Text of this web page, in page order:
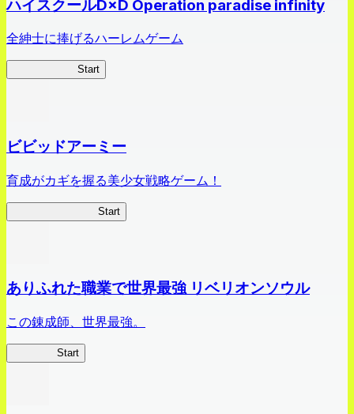
ハイスクールD×D Operation paradise infinity
全紳士に捧げるハーレムゲーム
Start
ビビッドアーミー
育成がカギを握る美少女戦略ゲーム！
Start
ありふれた職業で世界最強 リベリオンソウル
この錬成師、世界最強。
Start